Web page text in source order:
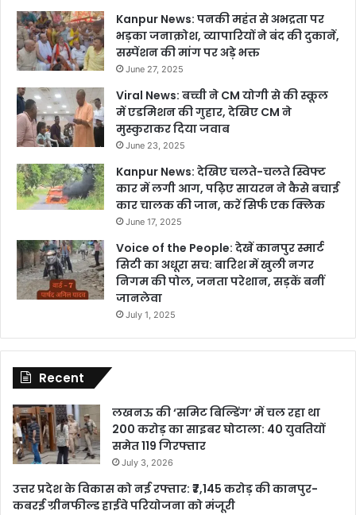
Kanpur News: पनकी महंत से अभद्रता पर
भड़का जनाक्रोश, व्यापारियों ने बंद की दुकानें,
सस्पेंशन की मांग पर अड़े भक्त
June 27, 2025
Viral News: बच्ची ने CM योगी से की स्कूल
में एडमिशन की गुहार, देखिए CM ने
मुस्कुराकर दिया जवाब
June 23, 2025
Kanpur News: देखिए चलते-चलते स्विफ्ट
कार में लगी आग, पढ़िए सायरन ने कैसे बचाई
कार चालक की जान, करें सिर्फ एक क्लिक
June 17, 2025
Voice of the People: देखें कानपुर स्मार्ट
सिटी का अधूरा सच: बारिश में खुली नगर
निगम की पोल, जनता परेशान, सड़कें बनीं
जानलेवा
July 1, 2025
Recent
लखनऊ की ‘समिट बिल्डिंग’ में चल रहा था
200 करोड़ का साइबर घोटाला: 40 युवतियों
समेत 119 गिरफ्तार
July 3, 2026
उत्तर प्रदेश के विकास को नई रफ्तार: ₹7,145 करोड़ की कानपुर-
कबरई ग्रीनफील्ड हाईवे परियोजना को मंजूरी